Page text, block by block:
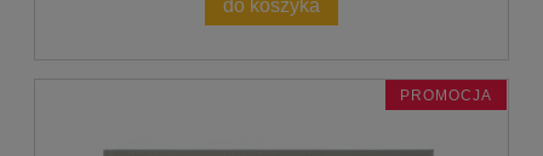
do koszyka
PROMOCJA